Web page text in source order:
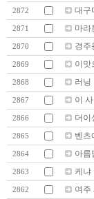
2872 대구
2871 마라
2870 경주
2869 이맛
2868 러닝
2867 이
2866 더이
2865 벤츠
2864 아름
2863 케냐
2862 여주